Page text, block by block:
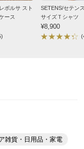
ボルサ スト
ース
SETENS/セテン
サイズＴシャツ
¥8,900
雑貨・日用品・家電